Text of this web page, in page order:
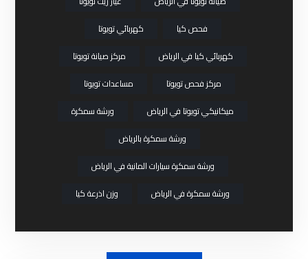
فحص كيا
كهربائي تويوتا
كهربائي كيا في الرياض
مركز صيانة تويوتا
مركز فحص تويوتا
مساعدات تويوتا
ميكانيكي تويوتا في الرياض
ورشة سمكرة
ورشة سمكرة بالرياض
ورشة سمكرة سيارات المانية في الرياض
ورشة سمكرة في الرياض
وزن اذرعة كيا